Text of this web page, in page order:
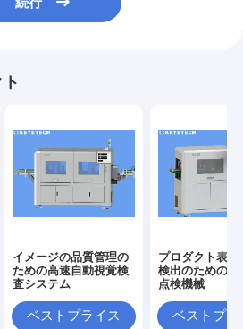
イメージの品質管理の
ための高速自動視覚検
査システム
ベストプライス
プロダクト表面
検出のための自
点検機械
ベストプラ